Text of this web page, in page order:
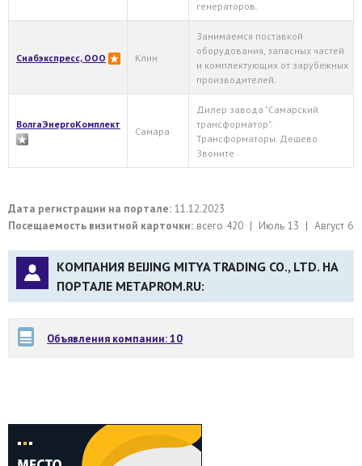
генераторов.
Снабэкспресс, ООО Клин
Занимаемся поставкой
оборудования, запасных частей
и комплектующих от зарубежных
производителей.
ВолгаЭнергоКомплект
Самара
Дилер завода "Самарский
трансформатор".
Трансформаторы. Дешево.
Звоните
Дата регистрации на портале: 11.12.2023
Посещаемость визитной карточки: всего 420 | Июль 13 | Август 6
КОМПАНИЯ BEIJING MITYA TRADING CO., LTD. НА
ПОРТАЛЕ METAPROM.RU:
Объявления компании: 10